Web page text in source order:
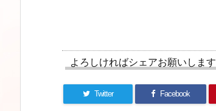
よろしければシェアお願いします
Twitter Facebook